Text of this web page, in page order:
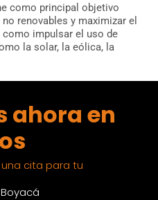
como principal objetivo
renovables y maximizar el
como impulsar el uso de
la solar, la eólica, la
ahora en
cita para tu